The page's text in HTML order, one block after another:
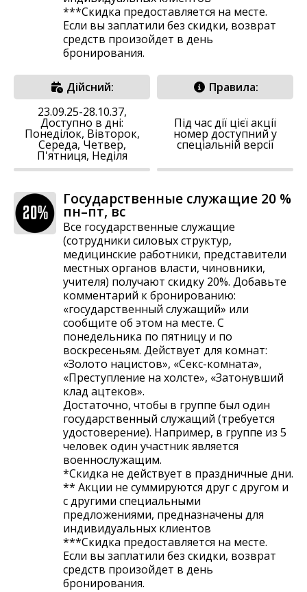
***Скидка предоставляется на месте.
Если вы заплатили без скидки, возврат
средств произойдет в день
бронирования.
Дійсний:
23.09.25-28.10.37,
Доступно в дні:
Понеділок, Вівторок,
Середа, Четвер,
П'ятниця, Неділя
Правила:
Під час дії цієї акції
номер доступний у
спеціальній версії
Государственные служащие 20 %
пн–пт, вс
Все государственные служащие
(сотрудники силовых структур,
медицинские работники, представители
местных органов власти, чиновники,
учителя) получают скидку 20%. Добавьте
комментарий к бронированию:
«государственный служащий» или
сообщите об этом на месте. С
понедельника по пятницу и по
воскресеньям. Действует для комнат:
«Золото нацистов», «Секс-комната»,
«Преступление на холсте», «Затонувший
клад ацтеков».
Достаточно, чтобы в группе был один
государственный служащий (требуется
удостоверение). Например, в группе из 5
человек один участник является
военнослужащим.
*Скидка не действует в праздничные дни.
** Акции не суммируются друг с другом и
с другими специальными
предложениями, предназначены для
индивидуальных клиентов
***Скидка предоставляется на месте.
Если вы заплатили без скидки, возврат
средств произойдет в день
бронирования.